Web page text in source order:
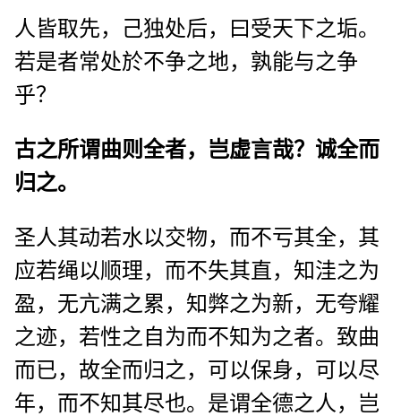
人皆取先，己独处后，曰受天下之垢。
若是者常处於不争之地，孰能与之争
乎？
古之所谓曲则全者，岂虚言哉？诚全而
归之。
圣人其动若水以交物，而不亏其全，其
应若绳以顺理，而不失其直，知洼之为
盈，无亢满之累，知弊之为新，无夸耀
之迹，若性之自为而不知为之者。致曲
而已，故全而归之，可以保身，可以尽
年，而不知其尽也。是谓全德之人，岂